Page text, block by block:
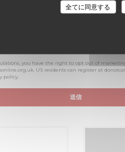
全てに同意する
you have the right to opt out of
. US residents can register at
policy.